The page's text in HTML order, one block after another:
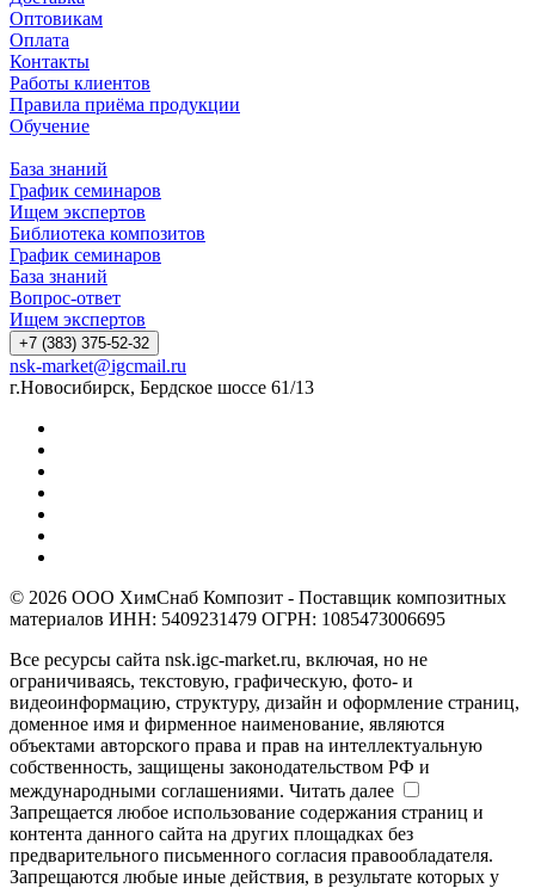
Оптовикам
Оплата
Контакты
Работы клиентов
Правила приёма продукции
Обучение
База знаний
График семинаров
Ищем экспертов
Библиотека композитов
График семинаров
База знаний
Вопрос-ответ
Ищем экспертов
+7 (383) 375-52-32
nsk-market@igcmail.ru
г.Новосибирск, Бердское шоссе 61/13
© 2026 ООО ХимСнаб Композит - Поставщик композитных
материалов ИНН: 5409231479 ОГРН: 1085473006695
Все ресурсы сайта nsk.igc-market.ru, включая, но не
ограничиваясь, текстовую, графическую, фото- и
видеоинформацию, структуру, дизайн и оформление страниц,
доменное имя и фирменное наименование, являются
объектами авторского права и прав на интеллектуальную
собственность, защищены законодательством РФ и
международными соглашениями. Читать далее
Запрещается любое использование содержания страниц и
контента данного сайта на других площадках без
предварительного письменного согласия правообладателя.
Запрещаются любые иные действия, в результате которых у